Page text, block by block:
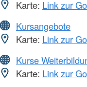
Karte: Link zur
Kursangebote
Karte: Link zur
Kurse
Karte: Link zur